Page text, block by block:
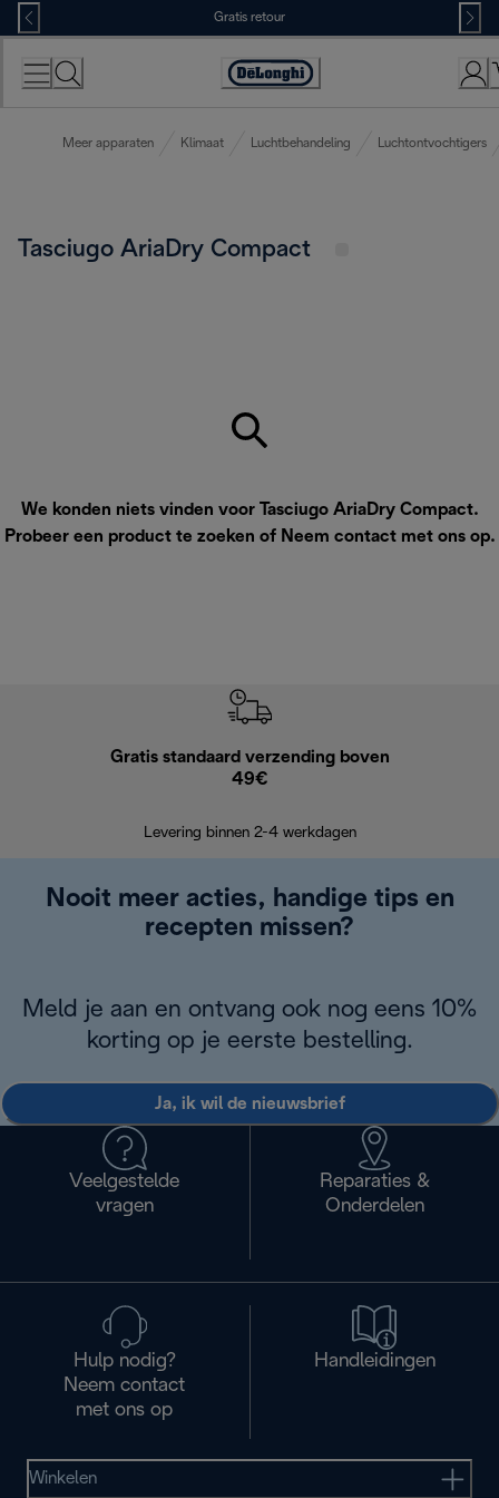
Skip
to
Content
Gratis retour
Accessibility
Meer apparaten Klimaat Luchtbehandeling Luchtontvochtigers
Tasciugo AriaDry Compact
We konden niets vinden voor Tasciugo AriaDry Compact.
Probeer een product te zoeken of Neem contact met ons op.
Gratis standaard verzending boven
49€
Levering binnen 2-4 werkdagen
Nooit meer acties, handige tips en
recepten missen?
Meld je aan en ontvang ook nog eens 10%
korting op je eerste bestelling.
Ja, ik wil de nieuwsbrief
Veelgestelde
vragen
Reparaties &
Onderdelen
Hulp nodig?
Neem contact
met ons op
Handleidingen
Winkelen